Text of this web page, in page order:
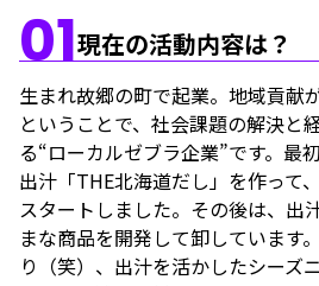
01現在の活動内容は？
生まれ故郷の町で起業。地域貢献
ということで、社会課題の解決と
る“ローカルゼブラ企業”です。最
出汁「THE北海道だし」を作って
スタートしました。その後は、出
まな商品を開発して卸しています
り（笑）、出汁を活かしたシーズ